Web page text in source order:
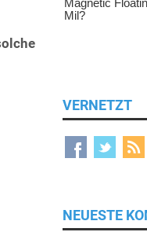
VERNETZT
NEUESTE